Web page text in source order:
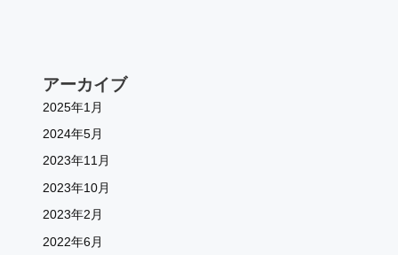
アーカイブ
2025年1月
2024年5月
2023年11月
2023年10月
2023年2月
2022年6月